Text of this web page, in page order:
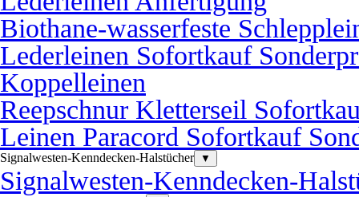
Biothane-wasserfeste
Lederleinen Sofortkauf
Koppelleinen
Reepschnur Kletterseil
Leinen Paracord Sofortkauf
Signalwesten-Kenndecken-Halstücher ▼
Signalwesten-Kenndecken-